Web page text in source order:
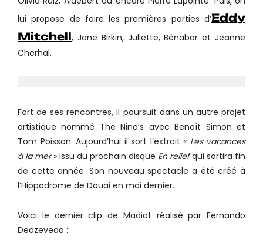
lui propose de faire les premières parties d’Eddy
Mitchell, Jane Birkin, Juliette, Bénabar et Jeanne
Cherhal.
Fort de ses rencontres, il poursuit dans un autre projet
artistique nommé The Nino’s avec Benoît Simon et
Tom Poisson. Aujourd’hui il sort l’extrait « Les vacances
à la mer» issu du prochain disque En reliefqui sortira fin
de cette année. Son nouveau spectacle a été créé à
l’Hippodrome de Douai en mai dernier.
Voici le dernier clip de Madiot réalisé par Fernando
Deazevedo :